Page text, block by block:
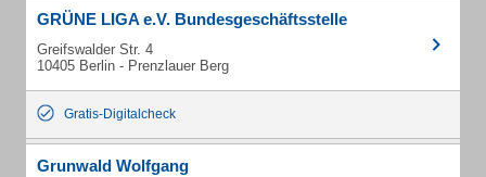
GRÜNE LIGA e.V. Bundesgeschäftsstelle
Greifswalder Str. 4
10405 Berlin - Prenzlauer Berg
Gratis-Digitalcheck
Grunwald Wolfgang